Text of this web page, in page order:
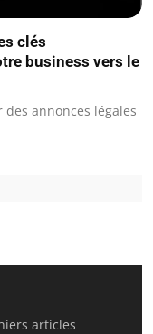
clés
business vers le
des annonces légales
articles